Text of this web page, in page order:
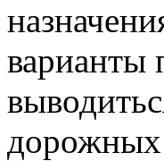
варианты
дорожных